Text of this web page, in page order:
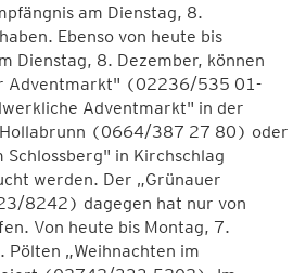
am Dienstag, 8.
Ebenso von heute bis
Dienstag, 8. Dezember, können
Adventmarkt" (02236/535 01-
Adventmarkt" in der
(0664/387 27 80) oder
in Kirchschlag
werden. Der „Grünauer
8242) dagegen hat nur von
Von heute bis Montag, 7.
Pölten „Weihnachten im